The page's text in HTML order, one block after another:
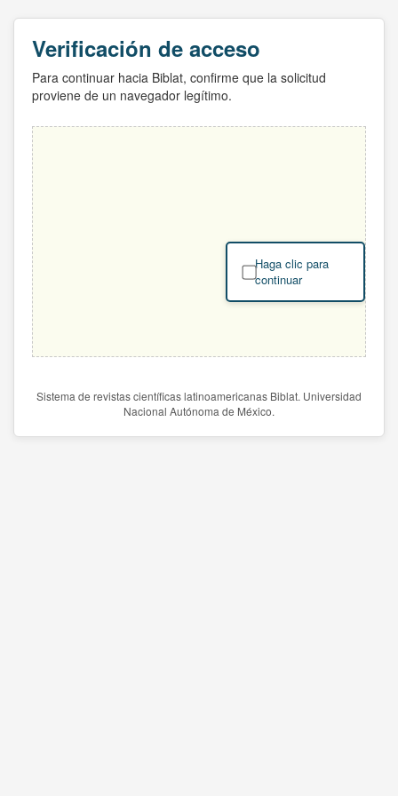
Verificación de acceso
Para continuar hacia Biblat, confirme que la solicitud
proviene de un navegador legítimo.
Haga clic para
continuar
Sistema de revistas científicas latinoamericanas Biblat. Universidad
Nacional Autónoma de México.